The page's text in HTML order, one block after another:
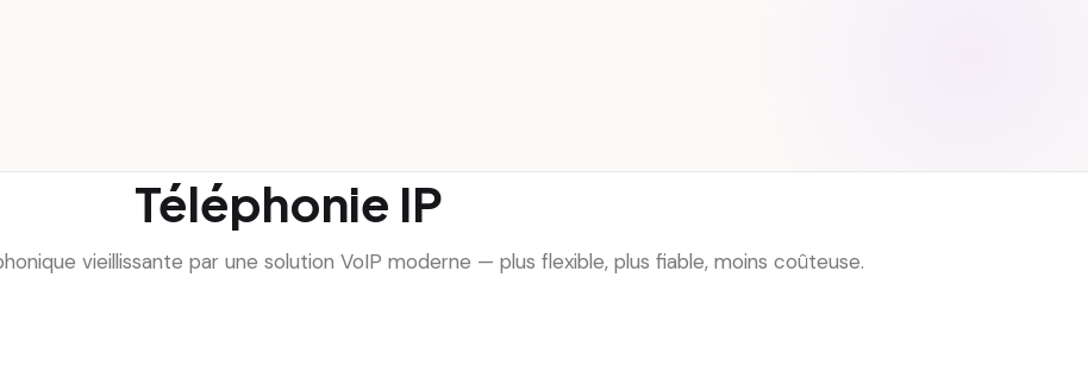
Téléphonie IP
vieillissante par une solution VoIP moderne — plus flexible, plus fiable, moins coûteuse.